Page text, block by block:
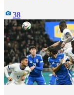
38